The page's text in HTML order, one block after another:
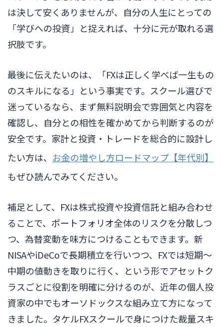
は決して安くありませんが、自分の人生にとっての
「学びへの投資」と捉えれば、十分に元が取れる選
択肢です。
最後に伝えたいのは、「FXは正しく学べば一生もの
のスキルになる」という事実です。スクール選びで
迷っているなら、まず無料説明会で雰囲気と内容を
確認し、自分との相性を確かめてから判断するのが
安全です。家計と投資・トレードを総合的に設計し
たい方は、 お金の増やし方ロードマップ【年代別】
もぜひ読んでみてください。
補足として、FXは株式投資や投資信託と組み合わせ
ることで、ポートフォリオ全体のリスクを分散しつ
つ、為替変動を味方につけることもできます。新
NISAやiDeCoで長期積立を行いつつ、FXでは短期〜
中期の値動きを取りに行く、という形でアセットク
ラスごとに役割を明確に分けるのが、近年の個人投
資家の中でもオーソドックスな組み立て方になって
きました。タケルFXスクールで身につけた裁量スキ